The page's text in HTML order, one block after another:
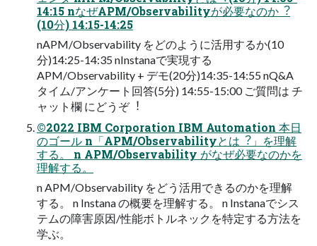
14:15 nなぜAPM/Observabilityが必要なのか︖
(10分) 14:15-14:25
nAPM/Observability をどのように活⽤するか(10
分)14:25-14:35 nInstanaで実現する
APM/Observability + デモ(20分)14:35-14:55 nQ&A
タイム/アンケート回答(5分) 14:55-15:00 ご質問は チ
ャット欄 にどうぞ︕
©2022 IBM Corporation IBM Automation 本⽇
のゴール n「APM/Observabilityとは︖」を理解
する。 n APM/Observability がなぜ必要なのかを
理解する。
n APM/Observability をどう活⽤できるのかを理解
する。 n Instana の概要を理解する。 n Instanaでシス
テムの障害原因/性能ボトルネックを特定する⽅法を
学ぶ。